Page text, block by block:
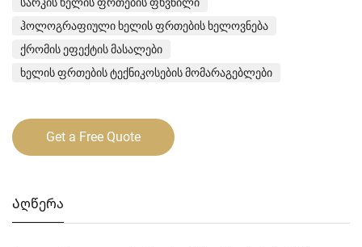
ჰოლოგრაფიული ხელის ფრთების ხელოვნება
ქრომის ეფექტის მასალები
ხელის ფრთების ტექნიკოსების მომარაგებლები
Get a Free Quote
Აღწერა